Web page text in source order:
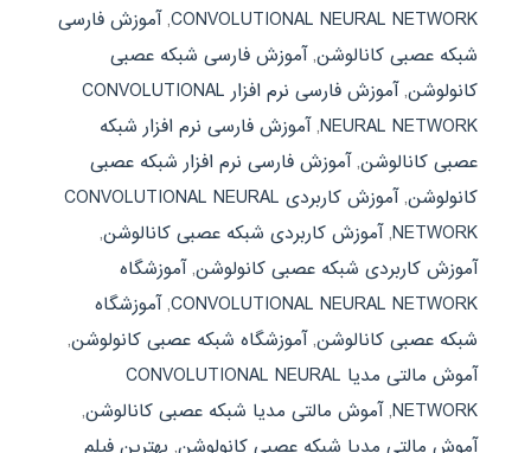
CONVOLUTIONAL NEURAL NETWORK
,آموزش فارسی
شبکه عصبی کانالوشن,آموزش فارسی شبکه عصبی
کانولوشن,
آموزش فارسی نرم افزار CONVOLUTIONAL
NEURAL NETWORK
,آموزش فارسی نرم افزار شبکه
عصبی کانالوشن,آموزش فارسی نرم افزار شبکه عصبی
کانولوشن,
آموزش کاربردی CONVOLUTIONAL NEURAL
NETWORK
,آموزش کاربردی شبکه عصبی کانالوشن,
آموزش کاربردی شبکه عصبی کانولوشن,آموزشگاه
CONVOLUTIONAL NEURAL NETWORK
,آموزشگاه
شبکه عصبی کانالوشن,آموزشگاه شبکه عصبی کانولوشن,
آموش مالتی مدیا CONVOLUTIONAL NEURAL
NETWORK
,آموش مالتی مدیا شبکه عصبی کانالوشن,
آموش مالتی مدیا شبکه عصبی کانولوشن, بهترین فیلم